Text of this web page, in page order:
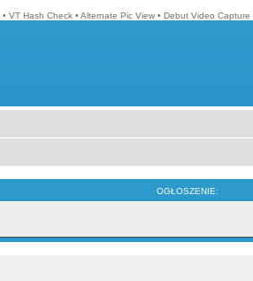
• VT Hash Check • Alternate Pic View • Debut Video Capture
OGŁOSZENIE: